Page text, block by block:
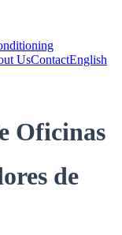
UsContactEnglish
Oficinas
de